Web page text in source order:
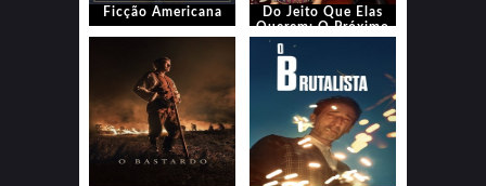
Ficção Americana
Do Jeito Que Elas
Querem: O Próximo